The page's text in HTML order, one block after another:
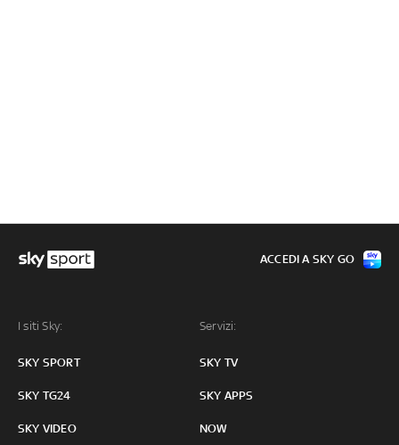
I siti Sky:
SKY SPORT
SKY TG24
SKY VIDEO
Servizi:
SKY TV
SKY APPS
NOW
ACCEDI A SKY GO